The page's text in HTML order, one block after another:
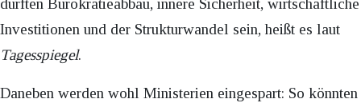
dürften Bürokratieabbau, innere Sicherheit, wirtschaftliche
Investitionen und der Strukturwandel sein, heißt es laut
Tagesspiegel.
Daneben werden wohl Ministerien eingespart: So könnten